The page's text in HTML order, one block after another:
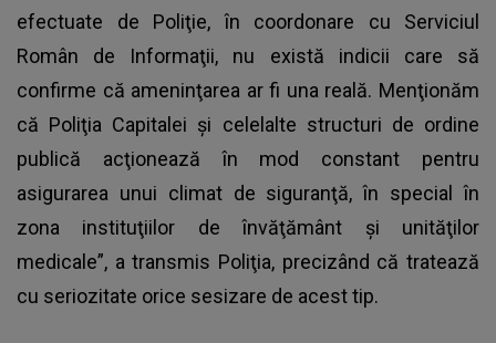
efectuate de Poliţie, în coordonare cu Serviciul
Român de Informaţii, nu există indicii care să
confirme că ameninţarea ar fi una reală. Menţionăm
că Poliţia Capitalei şi celelalte structuri de ordine
publică acţionează în mod constant pentru
asigurarea unui climat de siguranţă, în special în
zona instituţiilor de învăţământ şi unităţilor
medicale”, a transmis Poliţia, precizând că tratează
cu seriozitate orice sesizare de acest tip.